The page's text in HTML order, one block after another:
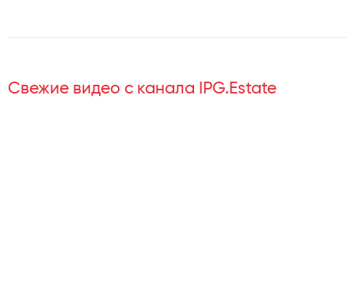
Свежие видео с канала IPG.Estate